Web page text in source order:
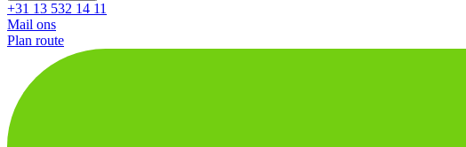
+31 13 532 14 11
Mail ons
Plan route